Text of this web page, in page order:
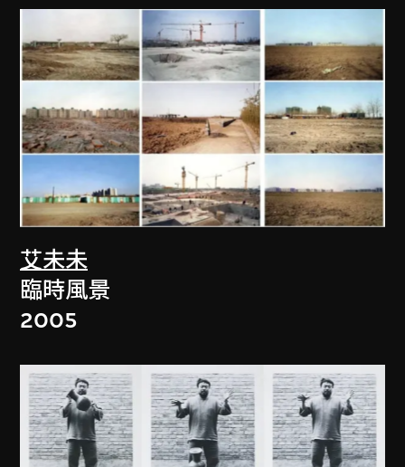
艾未未
臨時風景
2005